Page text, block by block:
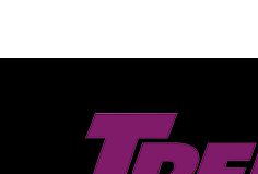
varijanti.
mogu
biti
izabrane